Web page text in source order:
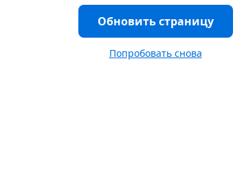
Обновить страницу
Попробовать снова